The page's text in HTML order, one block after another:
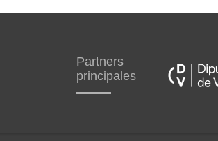
Partners
principales